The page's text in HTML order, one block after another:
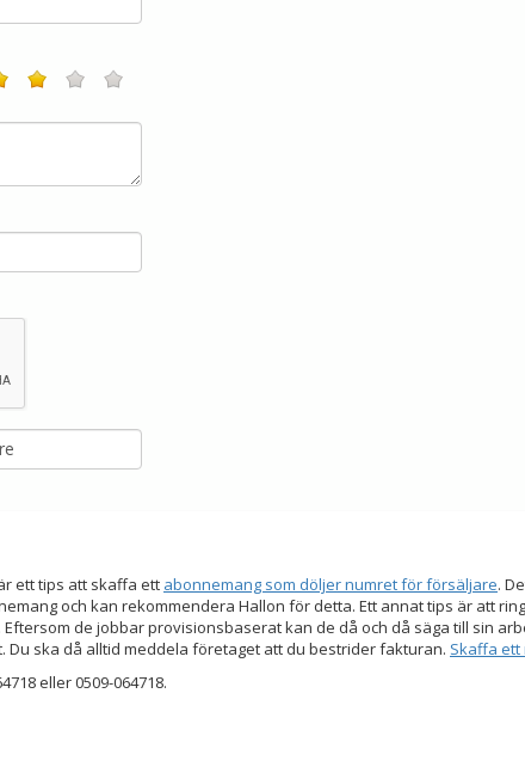
ett tips att skaffa ett abonnemang som döljer numret för försäljare.
och kan rekommendera Hallon för detta. Ett annat tips är att
de jobbar provisionsbaserat kan de då och då säga till sin
ska då alltid meddela företaget att du bestrider fakturan. Skaffa
eller 0509-064718.